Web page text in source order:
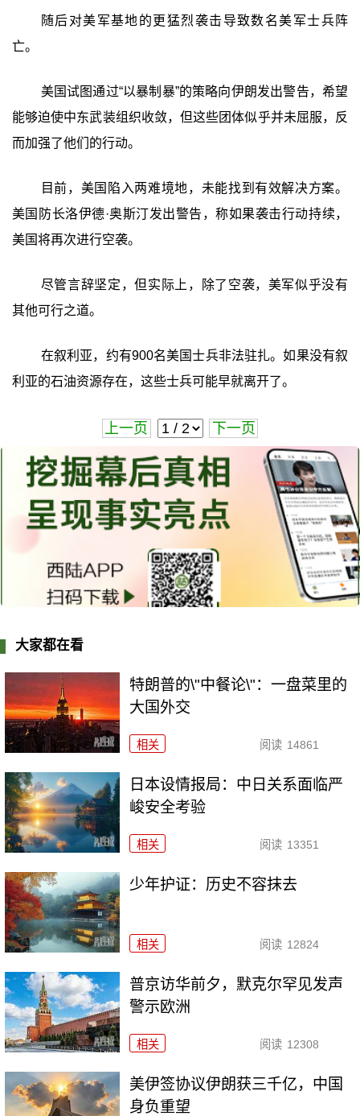
随后对美军基地的更猛烈袭击导致数名美军士兵阵
亡。
美国试图通过“以暴制暴”的策略向伊朗发出警告，希望
能够迫使中东武装组织收敛，但这些团体似乎并未屈服，反
而加强了他们的行动。
目前，美国陷入两难境地，未能找到有效解决方案。
美国防长洛伊德·奥斯汀发出警告，称如果袭击行动持续，
美国将再次进行空袭。
尽管言辞坚定，但实际上，除了空袭，美军似乎没有
其他可行之道。
在叙利亚，约有900名美国士兵非法驻扎。如果没有叙
利亚的石油资源存在，这些士兵可能早就离开了。
上一页 下一页
大家都在看
特朗普的\"中餐论\"：一盘菜里的
大国外交
相关 阅读 14861
日本设情报局：中日关系面临严
峻安全考验
相关 阅读 13351
少年护证：历史不容抹去
相关 阅读 12824
普京访华前夕，默克尔罕见发声
警示欧洲
相关 阅读 12308
美伊签协议伊朗获三千亿，中国
身负重望